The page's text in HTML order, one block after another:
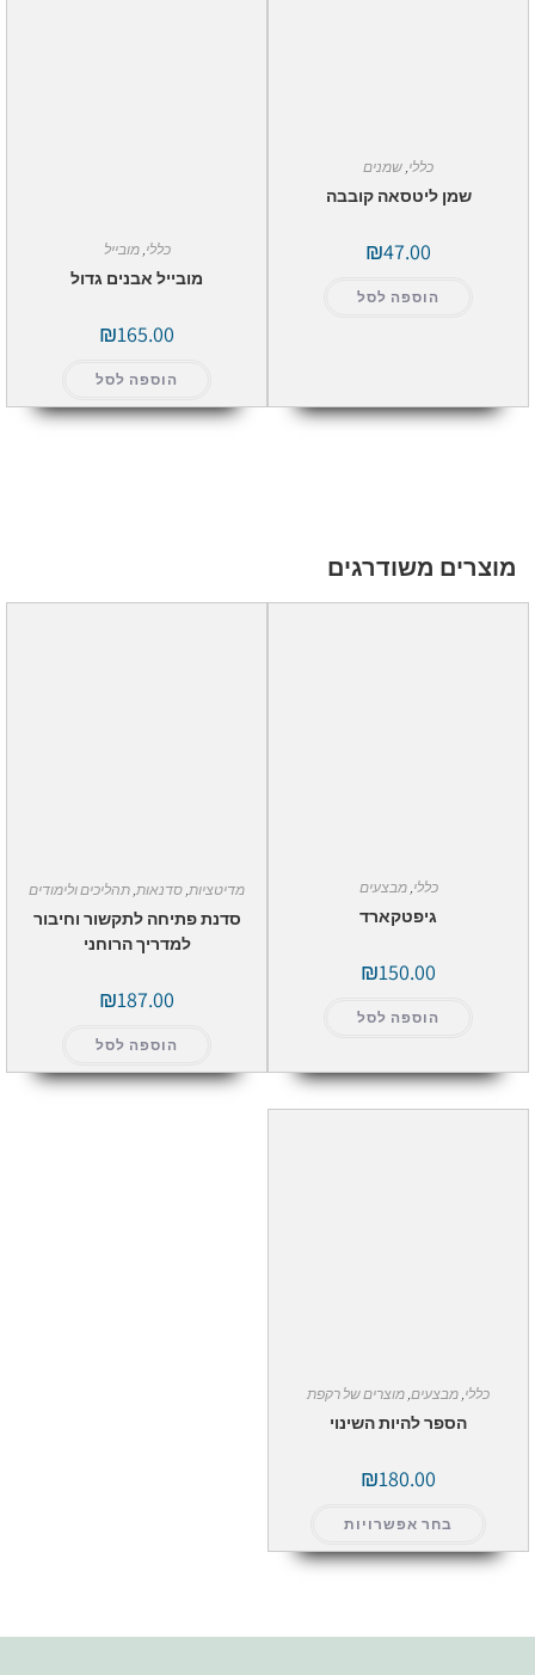
כללי, שמנים
שמן ליטסאה קובבה
₪47.00
הוספה לסל
כללי,מובייל
מובייל אבנים גדול
₪165.00
הוספה לסל
מוצרים משודרגים
כללי,מבצעים
גיפטקארד
₪150.00
הוספה לסל
מדיטציות סדנאות תהליכים ולימודים
סדנת פתיחה לתקשור וחיבור
למדריך הרוחני
₪187.00
הוספה לסל
כללי מבצעים מוצרים של רקפת
הספר להיות השינוי
₪180.00
בחר אפשרויות